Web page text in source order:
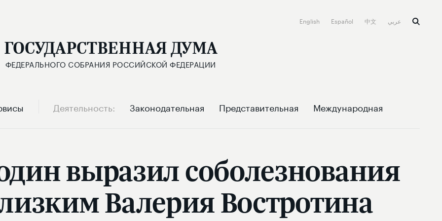
English Español 中文
ГОСУДАРСТВЕННАЯ ДУМА
ФЕДЕРАЛЬНОГО СОБРАНИЯ РОССИЙСКОЙ ФЕДЕРАЦИИ
Деятельность Законодательная Представительная Международная
выразил соболезнования
Валерия Востротина